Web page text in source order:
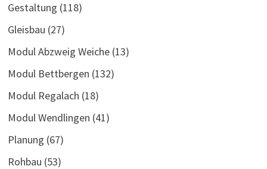
Gestaltung (118)
Gleisbau (27)
Modul Abzweig Weiche(13)
Modul Bettbergen (132)
Modul Regalach (18)
Modul Wendlingen (41)
Planung (67)
Rohbau (53)